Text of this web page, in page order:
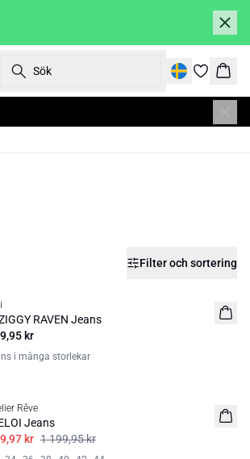
Sök
Korg
Filter och sortering
RAVEN Jeans
kr
i många storlekar
Rêve
Jeans
kr 1 199,95 kr